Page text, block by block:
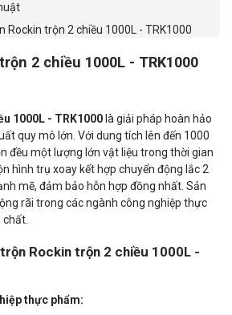
Rockin trộn 2 chiều 1000L - TRK1000
2 chiều 1000L - TRK1000
1000L - TRK1000 là giải pháp hoàn hảo
quy mô lớn. Với dung tích lên đến 1000
đều một lượng lớn vật liệu trong thời gian
hình trụ xoay kết hợp chuyển động lắc 2
mẽ, đảm bảo hỗn hợp đồng nhất. Sản
rãi trong các ngành công nghiệp thực
Rockin trộn 2 chiều 1000L -
thực phẩm: